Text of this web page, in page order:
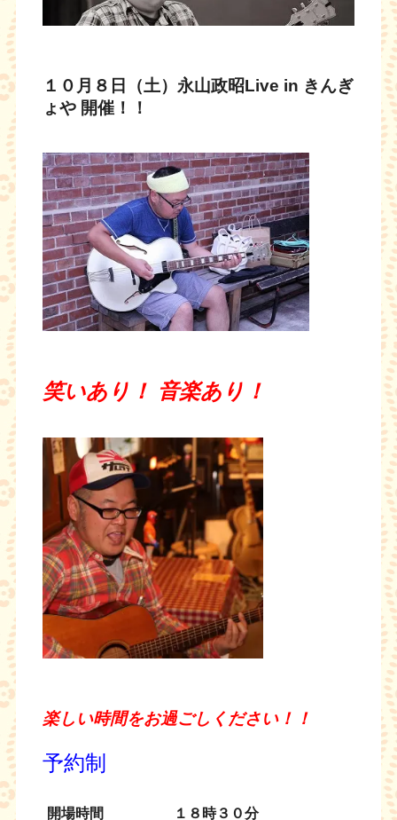
１０月８日（土）永山政昭Live in きんぎ
ょや 開催！！
笑いあり！ 音楽あり！
楽しい時間をお過ごしください！！
予約制
開場時間 １８時３０分